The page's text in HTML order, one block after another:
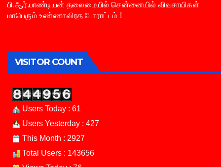
பி.ஆர்.பாண்டியன் தலைமையில் சென்னையில் விவசாயிகள்
மாபெரும் உண்ணாவிரத போராட்டம் !
VISITOR COUNT
Users Today : 61
Users Yesterday : 427
This Month : 2927
Total Users : 143656